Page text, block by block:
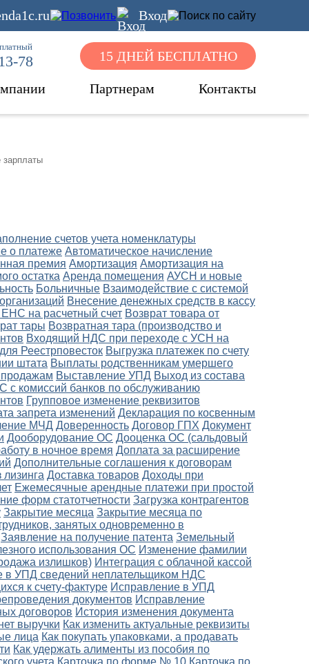
Вход
78 15 ДНЕЙ БЕСПЛАТНО
Партнерам Контакты
счетов учета номенклатуры
о платеже Автоматическое начисление
премия Амортизация Амортизация на
остатка Аренда помещения АУСН и новые
Больничные Взаимодействие с системой
Внесение денежных средств в кассу
на расчетный счет Возврат товара от
тары Возвратная тара (производство и
Входящий НДС при переходе с УСН на
Реестрповесток Выгрузка платежек по счету
штата Выплаты родственникам умершего
продажам Выставление УПД Выход из состава
с комиссий банков по обслуживанию
Групповое изменение реквизитов
запрета изменений Декларация по косвенным
МЧД Доверенность Договор ГПХ Документ
Дооборудование ОС Дооценка ОС (сальдовый
в ночное время Доплата за расширение
Дополнительные соглашения к договорам
Доставка товаров Доходы при
Ежемесячные арендные платежи при простой
форм статотчетности Загрузка контрагентов
Закрытие месяца Закрытие месяца по
занятых одновременно в
Заявление на получение патента Земельный
использования ОС Изменение фамилии
излишков) Интеграция с облачной кассой
в УПД сведений неплательщиком НДС
к счету-фактуре Исправление в УПД
документов Исправление
договоров История изменения документа
выручки Как изменить актуальные реквизиты
лица Как покупать упаковками, а продавать
Как удержать алименты из пособия по
учета Карточка по форме № 10 Карточка по